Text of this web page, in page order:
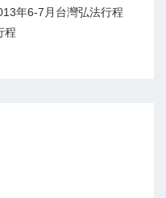
年6-7月台灣弘法行程
程